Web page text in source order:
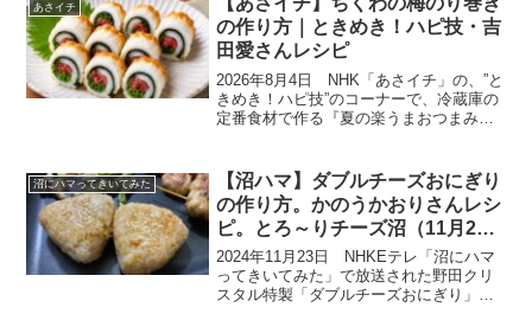
す。このさつまい...
あさイチ
の作り方｜ときめき！ハピ技・吉
田愛さんレシピ
2026年8月4日 NHK「あさイチ」の、”と
きめき！ハピ技”のコーナーで、冷蔵庫の
定番食材で作る『夏の楽うまおつまみ＆
理と思われがちですが、実は普段のおか
ずにも大活躍...
沼にハマってきいてみた
【沼ハマ】ダブルチーズおにぎり
の作り方。かのうかおりさんレシ
ピ。とろ～りチーズ沼（11月23
日）
2024年11月23日 NHKEテレ「沼にハマ
ってきいてみた」で放送された野田クリ
スタル特製「ダブルチーズおにぎり」の